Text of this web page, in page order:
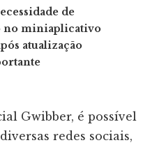
de
no miniaplicativo
atualização
Gwibber, é possível
redes sociais,